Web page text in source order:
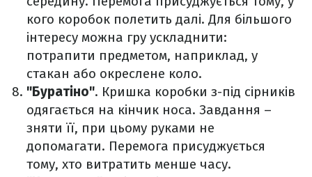
кого коробок полетить далі. Для більшого
інтересу можна гру ускладнити:
потрапити предметом, наприклад, у
стакан або окреслене коло.
"Буратіно". Кришка коробки з-під сірників
одягається на кінчик носа. Завдання –
зняти її, при цьому руками не
допомагати. Перемога присуджується
тому, хто витратить менше часу.